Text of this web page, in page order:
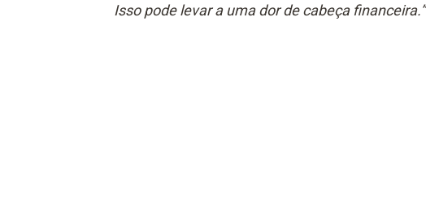
Isso pode levar a uma dor de cabeça financeira.”